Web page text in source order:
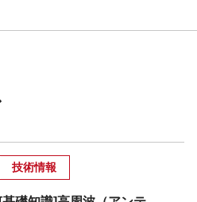
技術情報